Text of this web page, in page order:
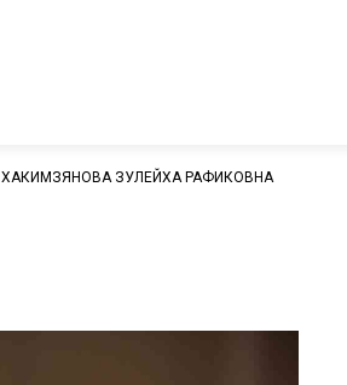
ХАКИМЗЯНОВА ЗУЛЕЙХА РАФИКОВНА